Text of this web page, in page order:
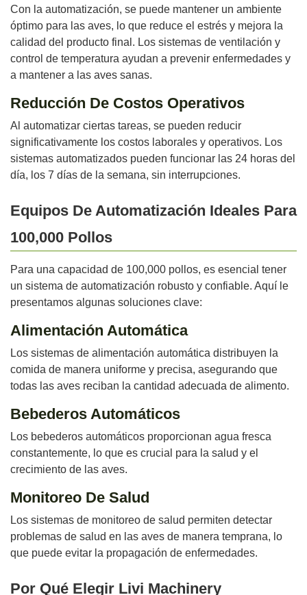
Con la automatización, se puede mantener un ambiente
óptimo para las aves, lo que reduce el estrés y mejora la
calidad del producto final. Los sistemas de ventilación y
control de temperatura ayudan a prevenir enfermedades y
a mantener a las aves sanas.
Reducción De Costos Operativos
Al automatizar ciertas tareas, se pueden reducir
significativamente los costos laborales y operativos. Los
sistemas automatizados pueden funcionar las 24 horas del
día, los 7 días de la semana, sin interrupciones.
Equipos De Automatización Ideales Para
100,000 Pollos
Para una capacidad de 100,000 pollos, es esencial tener
un sistema de automatización robusto y confiable. Aquí le
presentamos algunas soluciones clave:
Alimentación Automática
Los sistemas de alimentación automática distribuyen la
comida de manera uniforme y precisa, asegurando que
todas las aves reciban la cantidad adecuada de alimento.
Bebederos Automáticos
Los bebederos automáticos proporcionan agua fresca
constantemente, lo que es crucial para la salud y el
crecimiento de las aves.
Monitoreo De Salud
Los sistemas de monitoreo de salud permiten detectar
problemas de salud en las aves de manera temprana, lo
que puede evitar la propagación de enfermedades.
Por Qué Elegir Livi Machinery